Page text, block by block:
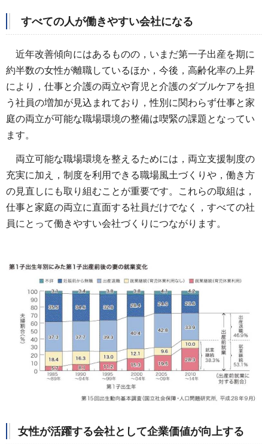
すべての人が働きやすい会社になる
近年改善傾向にはあるものの，いまだ第一子出産を期に
約半数の女性が離職しているほか，今後，高齢化率の上昇
により，仕事と介護の両立や育児と介護のダブルケアを担
う社員の増加が見込まれており，性別に関わらず仕事と家
庭の両立が可能な職場環境の整備は喫緊の課題となってい
ます。
両立可能な職場環境を整えるためには，両立支援制度の
充実に加え，制度を利用できる職場風土づくりや，働き方
の見直しにも取り組むことが重要です。これらの取組は，
仕事と家庭の両立に直面する社員だけでなく，すべての社
員にとって働きやすい会社づくりにつながります。
女性が活躍する会社として企業価値が向上する